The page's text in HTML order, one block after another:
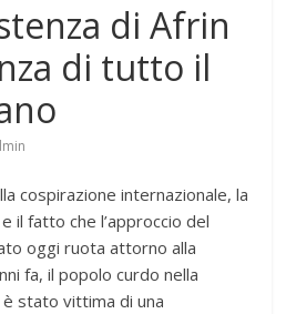
di Afrin
di tutto il
cospirazione internazionale, la
il fatto che l’approccio del
oggi ruota attorno alla
fa, il popolo curdo nella
stato vittima di una